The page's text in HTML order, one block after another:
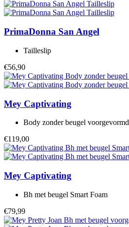
PrimaDonna San Angel
Tailleslip
€56,90
Mey Captivating
Body zonder beugel voorgevormd
€119,00
Mey Captivating
Bh met beugel Smart Foam
€79,99